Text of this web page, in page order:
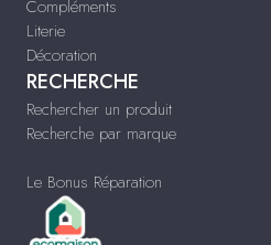
Compléments
Literie
Décoration
RECHERCHE
Rechercher un produit
Recherche par marque
Le Bonus Réparation